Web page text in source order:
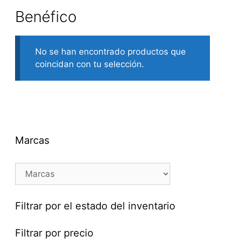
Benéfico
No se han encontrado productos que
coincidan con tu selección.
Marcas
Filtrar por el estado del inventario
Filtrar por precio